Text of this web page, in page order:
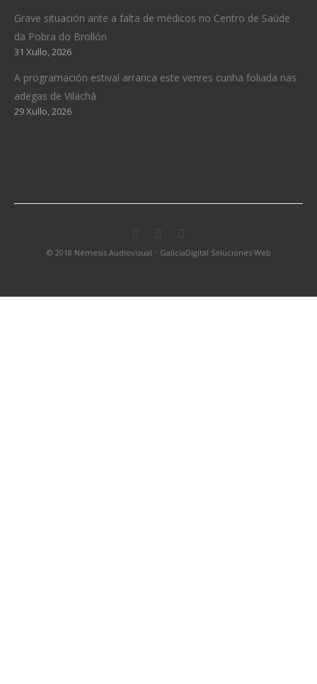
Grave situación ante a falta de médicos no Centro de Saúde
da Pobra do Brollón
31 Xullo, 2026
A programación estival arranca este venres cunha foliada nas
adegas de Vilachá
29 Xullo, 2026
© 2018 Némesis Audiovisual · GaliciaDigital Soluciones Web